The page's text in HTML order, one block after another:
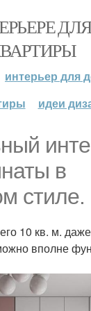
интерьер для
идеи
в
стиле.
10 кв. м.
вполне